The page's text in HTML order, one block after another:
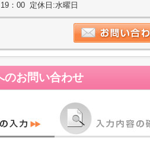
：00 定休日:水曜日
のお問い合わせ